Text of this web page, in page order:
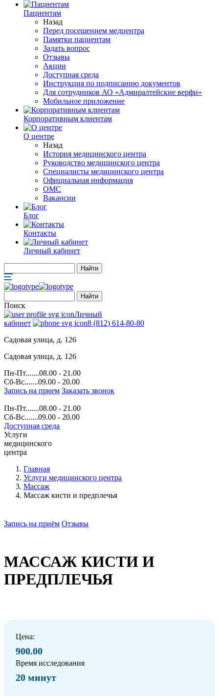
Пациентам
Назад
Перед посещением медцентра
Памятки пациентам
Задать вопрос
Отзывы
Акции
Доступная среда
Инструкция по подписанию документов
Для сотрудников АО «Адмиралтейские верфи»
Мобильное приложение
Корпоративным клиентам
О центре
Назад
История медицинского центра
Руководство медицинского центра
Специалисты медицинского центра
Официальная информация
ОМС
Вакансии
Блог
Контакты
Личный кабинет
Поиск
Личный
кабинет
8 (812) 614-80-80
Садовая улица, д. 126
Садовая улица, д. 126
Пн-Пт.......08.00 - 21.00
Сб-Вс.......09.00 - 20.00
Запись на прием Заказать звонок
Пн-Пт.......08.00 - 21.00
Сб-Вс.......09.00 - 20.00
Доступная среда
Услуги
медицинского
центра
Главная
Услуги медицинского центра
Массаж
Массаж кисти и предплечья
МАССАЖ КИСТИ И
ПРЕДПЛЕЧЬЯ
Запись на приём Отзывы
Цена:
900.00
Время исследования
20 минут